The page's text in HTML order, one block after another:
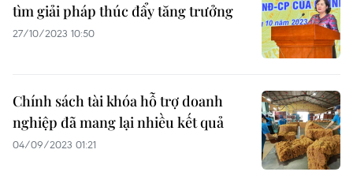
tìm giải pháp thúc đẩy tăng trưởng
27/10/2023 10:50
Chính sách tài khóa hỗ trợ doanh
nghiệp đã mang lại nhiều kết quả
04/09/2023 01:21